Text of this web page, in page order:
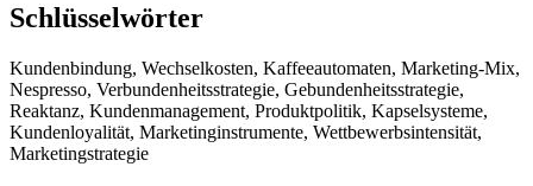
Schlüsselwörter
Kundenbindung, Wechselkosten, Kaffeeautomaten, Marketing-Mix,
Nespresso, Verbundenheitsstrategie, Gebundenheitsstrategie,
Reaktanz, Kundenmanagement, Produktpolitik, Kapselsysteme,
Kundenloyalität, Marketinginstrumente, Wettbewerbsintensität,
Marketingstrategie